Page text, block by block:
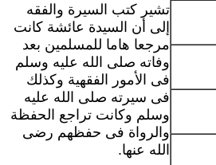
تشير كتب السيرة والفقه
إلى أن السيدة عائشة كانت
مرجعا هاما للمسلمين بعد
وفاته صلى الله عليه وسلم
فى الأمور الفقهية وكذلك
فى سيرته صلى الله عليه
وسلم وكانت تراجع الحفظة
والرواة فى حفظهم رضى
الله عنها.